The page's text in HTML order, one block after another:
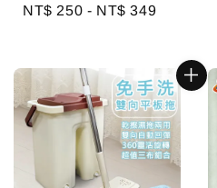
Regular
NT$ 250 - NT$ 349